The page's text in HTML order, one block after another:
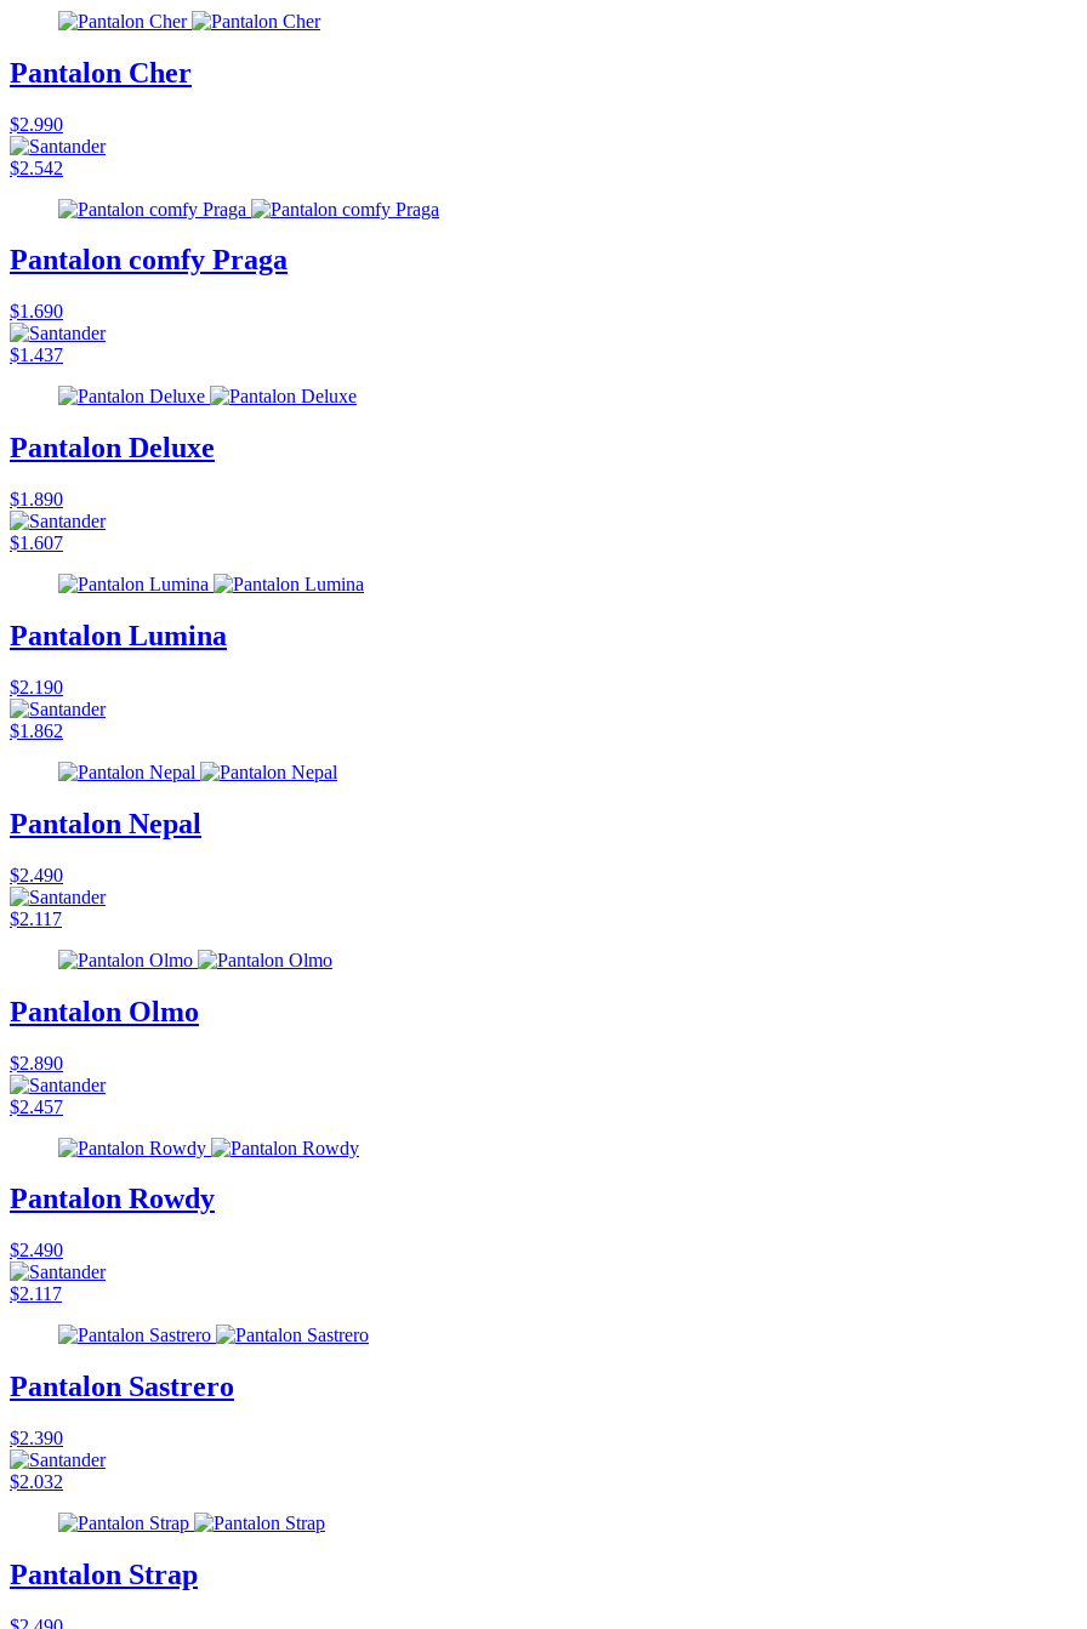
Pantalon Cher
$2.990
$2.542
Pantalon comfy Praga
$1.690
$1.437
Pantalon Deluxe
$1.890
$1.607
Pantalon Lumina
$2.190
$1.862
Pantalon Nepal
$2.490
$2.117
Pantalon Olmo
$2.890
$2.457
Pantalon Rowdy
$2.490
$2.117
Pantalon Sastrero
$2.390
$2.032
Pantalon Strap